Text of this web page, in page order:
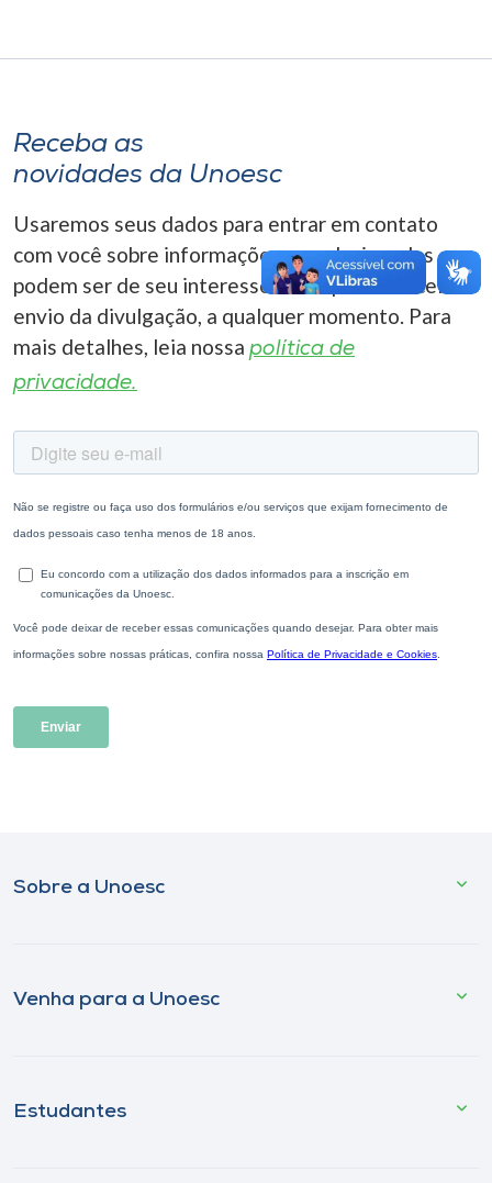
Receba as
novidades da Unoesc
Usaremos seus dados para entrar em contato
com você sobre informações correlacionadas que
podem ser de seu interesse. Você pode cancelar o
envio da divulgação, a qualquer momento. Para
mais detalhes, leia nossa política de
privacidade.
Sobre a Unoesc
Venha para a Unoesc
Estudantes